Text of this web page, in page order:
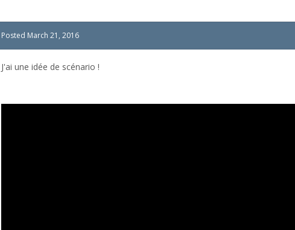
Posted March 21, 2016
J'ai une idée de scénario !